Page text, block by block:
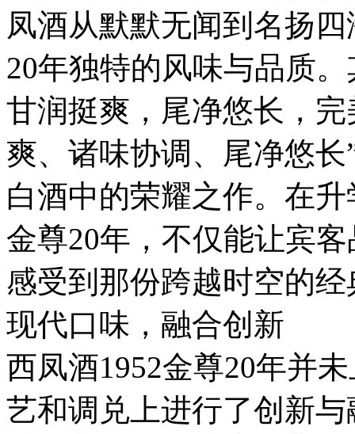
凤酒从默默无闻到名扬
20年独特的风味与品质
甘润挺爽，尾净悠长，
爽、诸味协调、尾净悠
白酒中的荣耀之作。在
金尊20年，不仅能让宾
感受到那份跨越时空的
现代口味，融合创新
西凤酒1952金尊20年并
艺和调兑上进行了创新